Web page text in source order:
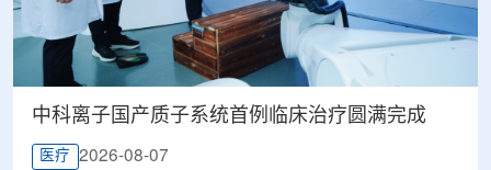
中科离子国产质子系统首例临床治疗圆满完成
医疗 2026-08-07